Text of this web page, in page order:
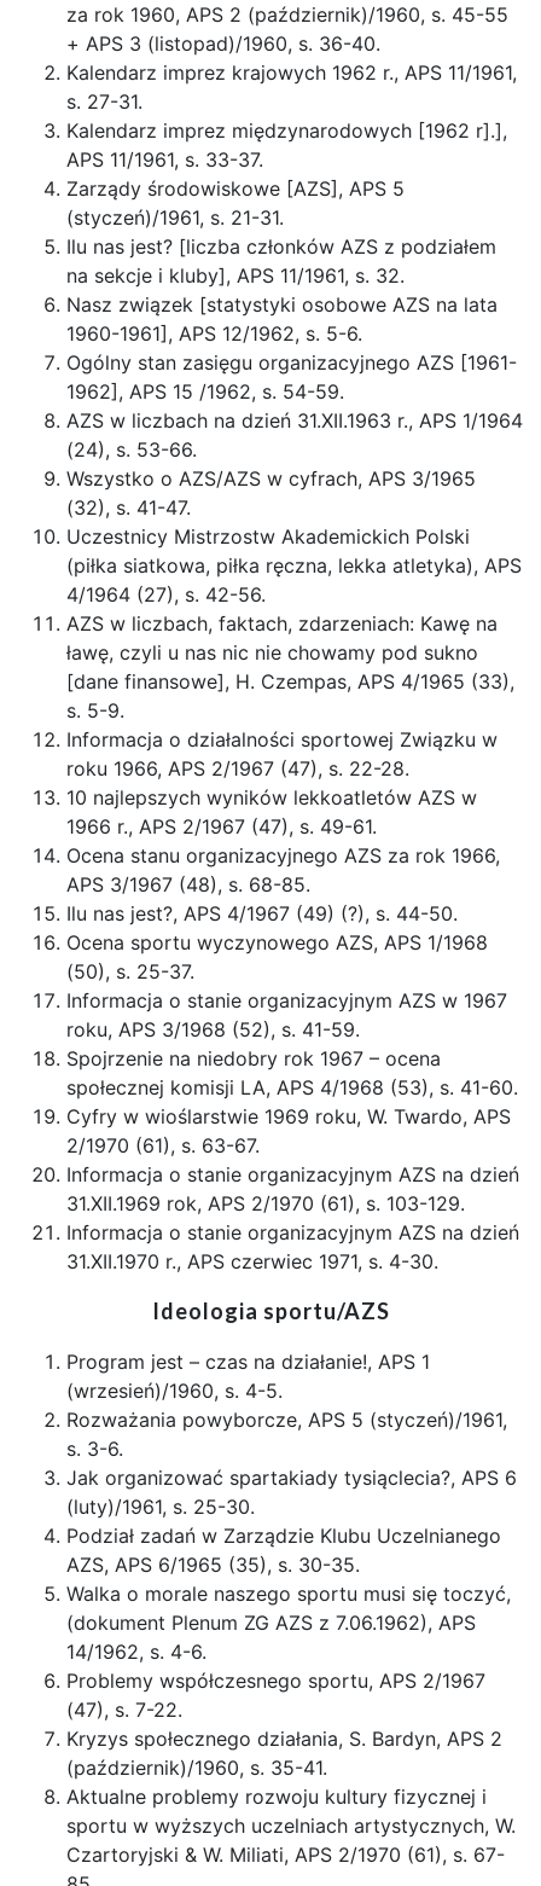
za rok 1960, APS 2 (październik)/1960, s. 45-55
+ APS 3 (listopad)/1960, s. 36-40.
Kalendarz imprez krajowych 1962 r., APS 11/1961,
s. 27-31.
Kalendarz imprez międzynarodowych [1962 r].],
APS 11/1961, s. 33-37.
Zarządy środowiskowe [AZS], APS 5
(styczeń)/1961, s. 21-31.
Ilu nas jest? [liczba członków AZS z podziałem
na sekcje i kluby], APS 11/1961, s. 32.
Nasz związek [statystyki osobowe AZS na lata
1960-1961], APS 12/1962, s. 5-6.
Ogólny stan zasięgu organizacyjnego AZS [1961-
1962], APS 15 /1962, s. 54-59.
AZS w liczbach na dzień 31.XII.1963 r., APS 1/1964
(24), s. 53-66.
Wszystko o AZS/AZS w cyfrach, APS 3/1965
(32), s. 41-47.
Uczestnicy Mistrzostw Akademickich Polski
(piłka siatkowa, piłka ręczna, lekka atletyka), APS
4/1964 (27), s. 42-56.
AZS w liczbach, faktach, zdarzeniach: Kawę na
ławę, czyli u nas nic nie chowamy pod sukno
[dane finansowe], H. Czempas, APS 4/1965 (33),
s. 5-9.
Informacja o działalności sportowej Związku w
roku 1966, APS 2/1967 (47), s. 22-28.
10 najlepszych wyników lekkoatletów AZS w
1966 r., APS 2/1967 (47), s. 49-61.
Ocena stanu organizacyjnego AZS za rok 1966,
APS 3/1967 (48), s. 68-85.
Ilu nas jest?, APS 4/1967 (49) (?), s. 44-50.
Ocena sportu wyczynowego AZS, APS 1/1968
(50), s. 25-37.
Informacja o stanie organizacyjnym AZS w 1967
roku, APS 3/1968 (52), s. 41-59.
Spojrzenie na niedobry rok 1967 – ocena
społecznej komisji LA, APS 4/1968 (53), s. 41-60.
Cyfry w wioślarstwie 1969 roku, W. Twardo, APS
2/1970 (61), s. 63-67.
Informacja o stanie organizacyjnym AZS na dzień
31.XII.1969 rok, APS 2/1970 (61), s. 103-129.
Informacja o stanie organizacyjnym AZS na dzień
31.XII.1970 r., APS czerwiec 1971, s. 4-30.
Ideologia sportu/AZS
Program jest – czas na działanie!, APS 1
(wrzesień)/1960, s. 4-5.
Rozważania powyborcze, APS 5 (styczeń)/1961,
s. 3-6.
Jak organizować spartakiady tysiąclecia?, APS 6
(luty)/1961, s. 25-30.
Podział zadań w Zarządzie Klubu Uczelnianego
AZS, APS 6/1965 (35), s. 30-35.
Walka o morale naszego sportu musi się toczyć,
(dokument Plenum ZG AZS z 7.06.1962), APS
14/1962, s. 4-6.
Problemy współczesnego sportu, APS 2/1967
(47), s. 7-22.
Kryzys społecznego działania, S. Bardyn, APS 2
(październik)/1960, s. 35-41.
Aktualne problemy rozwoju kultury fizycznej i
sportu w wyższych uczelniach artystycznych, W.
Czartoryjski & W. Miliati, APS 2/1970 (61), s. 67-